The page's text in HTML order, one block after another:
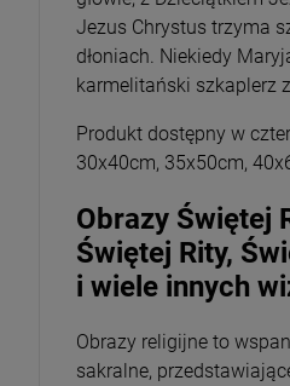
Jezus Chrystus trzyma
dłoniach. Niekiedy
karmelitański szkaplerz
Produkt dostępny w
30x40cm, 35x50cm,
Obrazy Świętej
Świętej Rity,
i wiele innych
Obrazy religijne to
sakralne,